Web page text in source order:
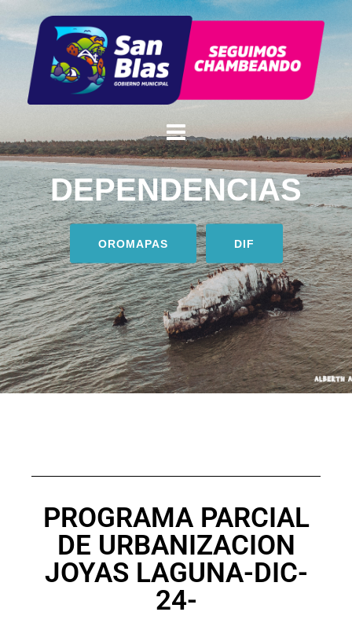
DEPENDENCIAS
OROMAPAS DIF
PROGRAMA PARCIAL
DE URBANIZACION
JOYAS LAGUNA-DIC-
24-